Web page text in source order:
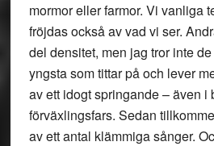
mormor eller farmor. Vi vanliga
fröjdas också av vad vi ser.
del densitet, men jag tror inte
yngsta som tittar på och lever
av ett idogt springande – även i
förväxlingsfars. Sedan
av ett antal klämmiga sånger.